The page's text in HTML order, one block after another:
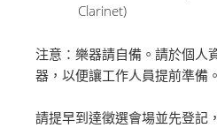
Clarinet)
注意：樂器請自備。請於個人
器，以便讓工作人員提前準備。
請提早到達徵選會場並先登記